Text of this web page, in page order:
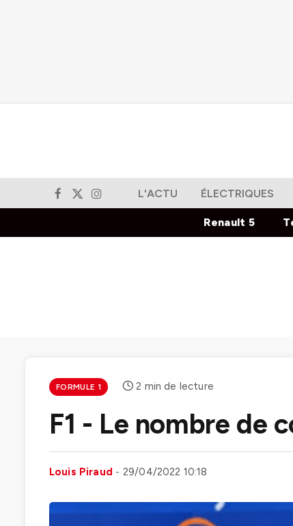
Facebook
X
InstagramL'ACTU ÉLECTRIQUES
Renault 5
FORMULE 1 2 min de lecture
F1 - Le nombre de
Louis Piraud 29/04/2022 10:18